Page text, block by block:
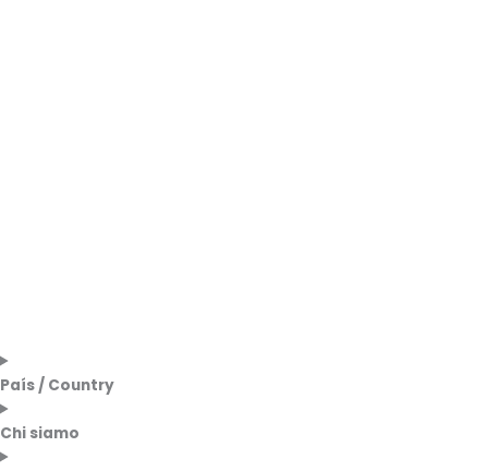
País / Country
Chi siamo